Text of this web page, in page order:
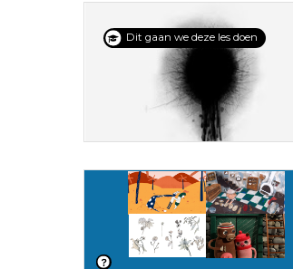
Dit gaan we deze les doen